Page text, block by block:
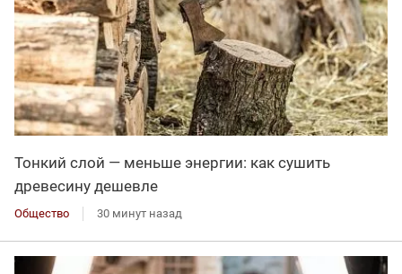
Тонкий слой — меньше энергии: как сушить
древесину дешевле
Общество 30 минут назад